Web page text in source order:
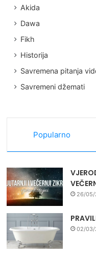
Akida
Dawa
Fikh
Historija
Savremena pitanja
Savremeni džemati
Popularno
26/05/
02/03/